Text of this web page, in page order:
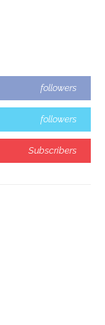
followers
followers
Subscribers